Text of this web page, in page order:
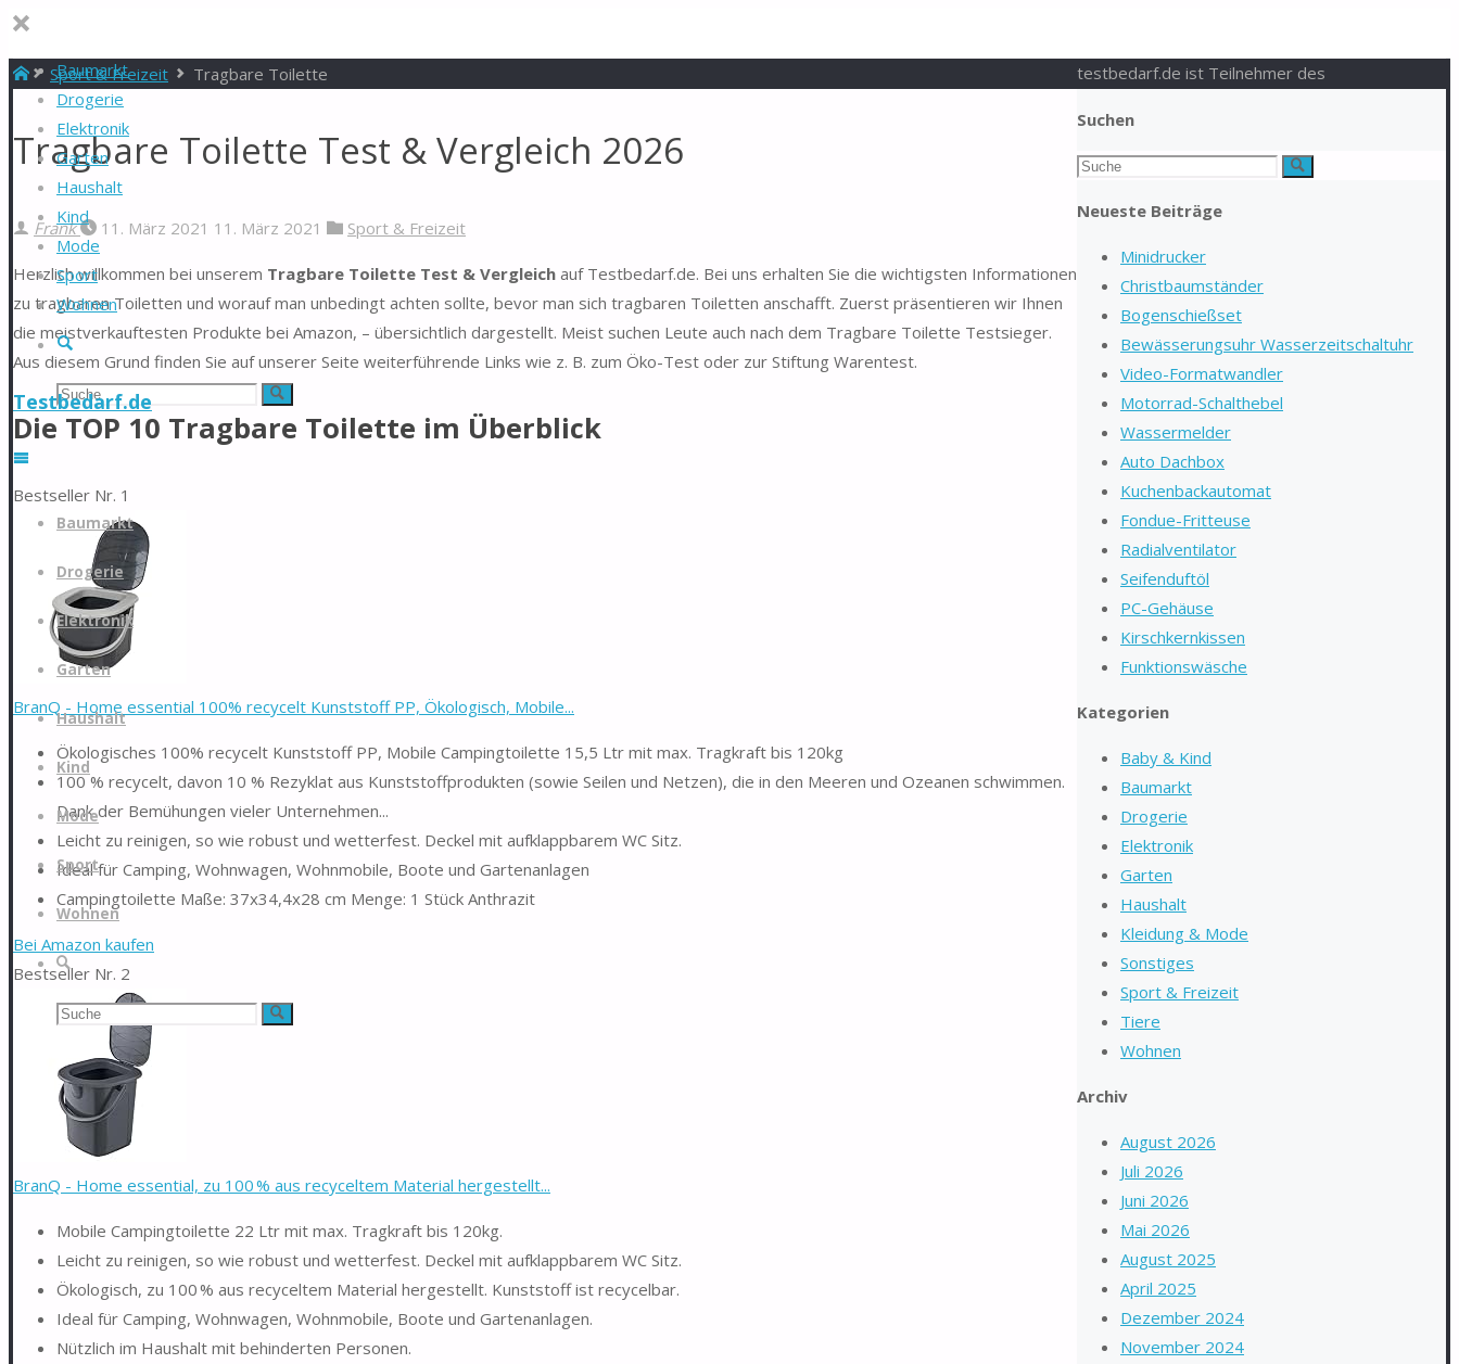
Baumarkt
Drogerie
Elektronik
Garten
Haushalt
Kind
Mode
Sport
Wohnen
Suche
Suchen
nach:
Suche
Testbedarf.de
springen
Baumarkt
Drogerie
Elektronik
Garten
Haushalt
Kind
Mode
Sport
Wohnen
Suchen
nach:
Suche
StartSport & Freizeit Tragbare Toilette
Tragbare Toilette Test & Vergleich 2026
Frank 11. März 2021 11. März 2021 Sport & Freizeit
Herzlich willkommen bei unserem Tragbare Toilette Test & Vergleich auf Testbedarf.de. Bei uns erhalten Sie die wichtigsten Informationen
zu tragbaren Toiletten und worauf man unbedingt achten sollte, bevor man sich tragbaren Toiletten anschafft. Zuerst präsentieren wir Ihnen
die meistverkauftesten Produkte bei Amazon, – übersichtlich dargestellt. Meist suchen Leute auch nach dem Tragbare Toilette Testsieger.
Aus diesem Grund finden Sie auf unserer Seite weiterführende Links wie z. B. zum Öko-Test oder zur Stiftung Warentest.
Die TOP 10 Tragbare Toilette im Überblick
Bestseller Nr. 1
BranQ - Home essential 100% recycelt Kunststoff PP, Ökologisch, Mobile...
Ökologisches 100% recycelt Kunststoff PP, Mobile Campingtoilette 15,5 Ltr mit max. Tragkraft bis 120kg
100 % recycelt, davon 10 % Rezyklat aus Kunststoffprodukten (sowie Seilen und Netzen), die in den Meeren und Ozeanen schwimmen.
Dank der Bemühungen vieler Unternehmen...
Leicht zu reinigen, so wie robust und wetterfest. Deckel mit aufklappbarem WC Sitz.
Ideal für Camping, Wohnwagen, Wohnmobile, Boote und Gartenanlagen
Campingtoilette Maße: 37x34,4x28 cm Menge: 1 Stück Anthrazit
Bei Amazon kaufen
Bestseller Nr. 2
BranQ - Home essential, zu 100 % aus recyceltem Material hergestellt...
Mobile Campingtoilette 22 Ltr mit max. Tragkraft bis 120kg.
Leicht zu reinigen, so wie robust und wetterfest. Deckel mit aufklappbarem WC Sitz.
Ökologisch, zu 100 % aus recyceltem Material hergestellt. Kunststoff ist recycelbar.
Ideal für Camping, Wohnwagen, Wohnmobile, Boote und Gartenanlagen.
Nützlich im Haushalt mit behinderten Personen.
Suchen
Suchen
Suche
Neueste Beiträge
Minidrucker
Christbaumständer
Bogenschießset
Bewässerungsuhr Wasserzeitschaltuhr
Video-Formatwandler
Motorrad-Schalthebel
Wassermelder
Auto Dachbox
Kuchenbackautomat
Fondue-Fritteuse
Radialventilator
Seifenduftöl
PC-Gehäuse
Kirschkernkissen
Funktionswäsche
Kategorien
Baby & Kind
Baumarkt
Drogerie
Elektronik
Garten
Haushalt
Kleidung & Mode
Sonstiges
Sport & Freizeit
Tiere
Wohnen
Archiv
August 2026
Juli 2026
Juni 2026
Mai 2026
August 2025
April 2025
Dezember 2024
November 2024
testbedarf.de ist Teilnehmer des